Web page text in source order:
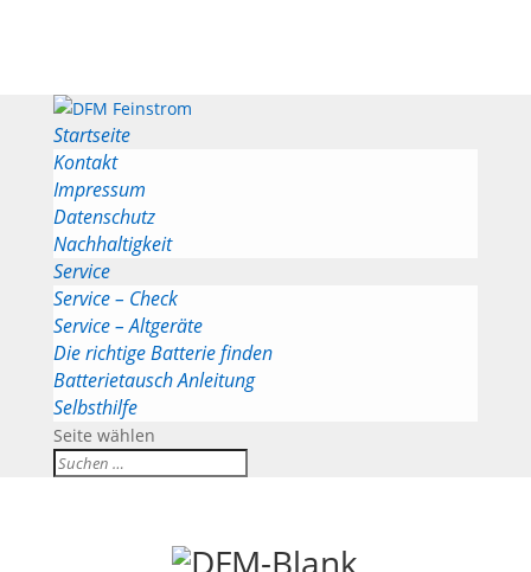
Startseite
Kontakt
Impressum
Datenschutz
Nachhaltigkeit
Service
Service – Check
Service – Altgeräte
Die richtige Batterie finden
Batterietausch Anleitung
Selbsthilfe
Seite wählen